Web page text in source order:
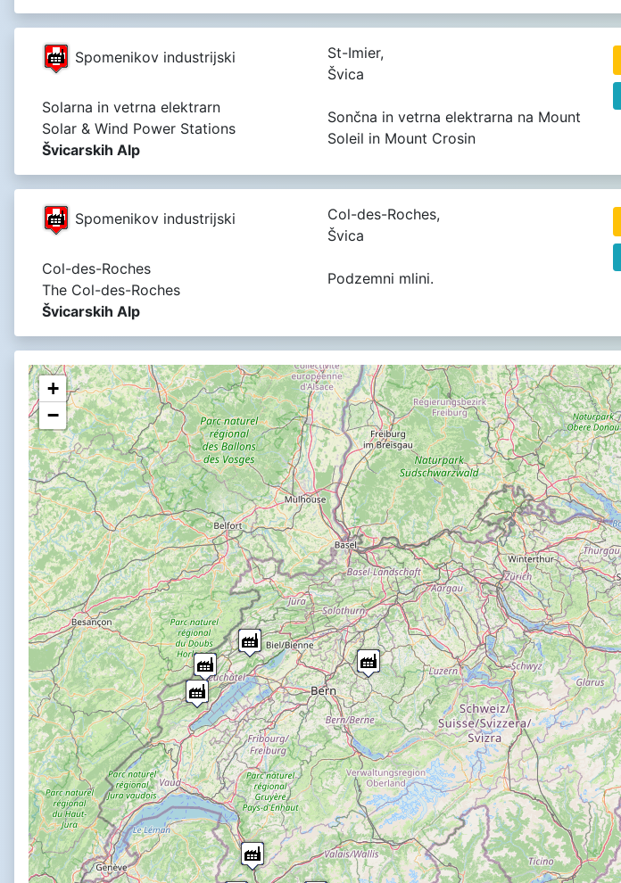
Spomenikov industrijski
Solarna in vetrna elektrarn
Solar & Wind Power Stations
Švicarskih Alp
St-Imier,
Švica
Sončna in vetrna elektrarna na Mount
Soleil in Mount Crosin
Spomenikov industrijski
Col-des-Roches
The Col-des-Roches
Švicarskih Alp
Col-des-Roches,
Švica
Podzemni mlini.
+
−